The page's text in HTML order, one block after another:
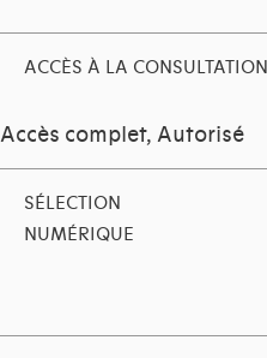
ACCÈS À LA CONSULTATION
Accès complet, Autorisé
SÉLECTION
NUMÉRIQUE